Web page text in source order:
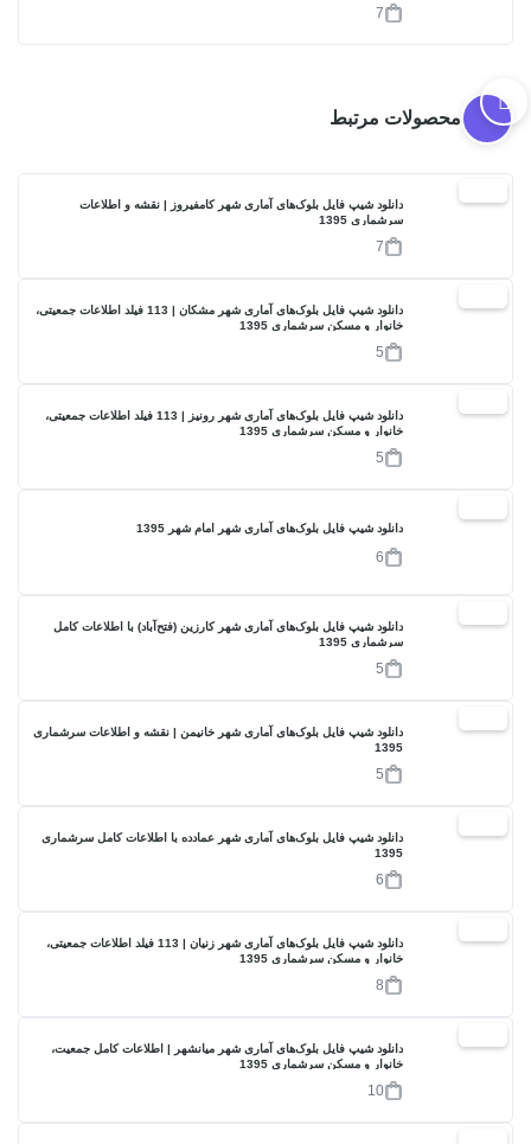
7
محصولات مرتبط
دانلود شیپ فایل بلوک‌های آماری شهر کامفیروز | نقشه و اطلاعات
سرشماری 1395
7
دانلود شیپ فایل بلوک‌های آماری شهر مشکان | 113 فیلد اطلاعات جمعیتی،
خانوار و مسکن سرشماری 1395
5
دانلود شیپ فایل بلوک‌های آماری شهر رونیز | 113 فیلد اطلاعات جمعیتی،
خانوار و مسکن سرشماری 1395
5
دانلود شیپ فایل بلوک‌های آماری شهر امام شهر 1395
6
دانلود شیپ فایل بلوک‌های آماری شهر کارزین (فتح‌آباد) با اطلاعات کامل
سرشماری 1395
5
دانلود شیپ فایل بلوک‌های آماری شهر خانیمن | نقشه و اطلاعات سرشماری
1395
5
دانلود شیپ فایل بلوک‌های آماری شهر عمادده با اطلاعات کامل سرشماری
1395
6
دانلود شیپ فایل بلوک‌های آماری شهر زنیان | 113 فیلد اطلاعات جمعیتی،
خانوار و مسکن سرشماری 1395
8
دانلود شیپ فایل بلوک‌های آماری شهر میانشهر | اطلاعات کامل جمعیت،
خانوار و مسکن سرشماری 1395
10